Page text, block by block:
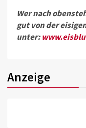
Wer nach
gut von der
unter:
Anzeige